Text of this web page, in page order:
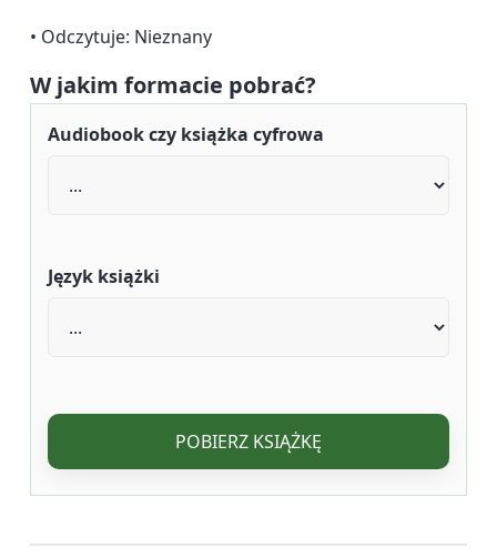
• Odczytuje: Nieznany
W jakim formacie pobrać?
Audiobook czy książka cyfrowa
Język książki
POBIERZ KSIĄŻKĘ